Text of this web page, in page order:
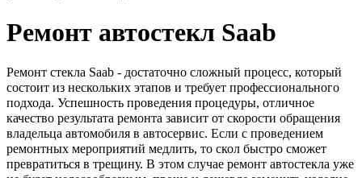
Ремонт автостекл Saab
Ремонт стекла Saab - достаточно сложный процесс, который
состоит из нескольких этапов и требует профессионального
подхода. Успешность проведения процедуры, отличное
качество результата ремонта зависит от скорости обращения
владельца автомобиля в автосервис. Если с проведением
ремонтных мероприятий медлить, то скол быстро сможет
превратиться в трещину. В этом случае ремонт автостекла уже